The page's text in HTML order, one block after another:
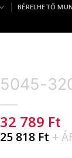
BÉRELHETŐ
5045-
32 789 Ft
25 818 Ft +